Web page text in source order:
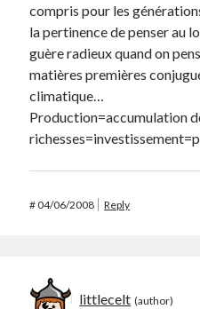
compris pour les
la pertinence de penser au
guère radieux quand on
matières premières
climatique…
Production=accumulation
#04/06/2008 Reply
littlecelt